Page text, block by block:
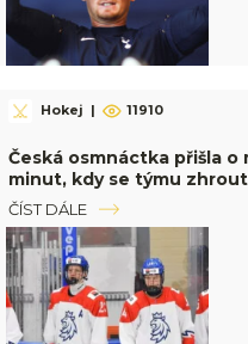
Hokej | 11910
Česká osmnáctka přišla o
minut, kdy se týmu
ČÍST DÁLE